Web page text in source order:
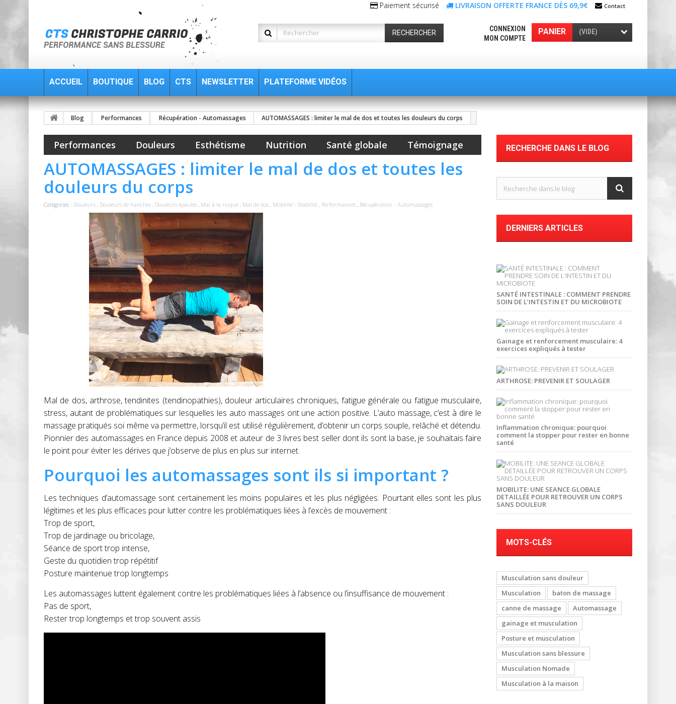
Paiement sécurisé LIVRAISON OFFERTE FRANCE DÈS 69,9€ Contact
PANIER (VIDE)
CONNEXION
MON COMPTE
RECHERCHER
ACCUEIL BOUTIQUE BLOG CTS NEWSLETTER PLATEFORME VIDÉOS
Blog Performances Récupération - Automassages AUTOMASSAGES : limiter le mal de dos et toutes les douleurs du corps
Performances Douleurs Esthétisme Nutrition Santé globale Témoignage
AUTOMASSAGES : limiter le mal de dos et toutes les
douleurs du corps
Catégories : Douleurs , Douleurs de hanches , Douleurs épaules , Mal à la nuque , Mal de dos , Mobilité - Stabilité , Performances , Récupération - Automassages
Mal de dos, arthrose, tendinites (tendinopathies), douleur articulaires chroniques, fatigue générale ou fatigue musculaire,
stress, autant de problématiques sur lesquelles les auto massages ont une action positive. L’auto massage, c’est à dire le
massage pratiqués soi même va permettre, lorsqu’il est utilisé régulièrement, d’obtenir un corps souple, relâché et détendu.
Pionnier des automassages en France depuis 2008 et auteur de 3 livres best seller dont ils sont la base, je souhaitais faire
le point pour éviter les dérives que j’observe de plus en plus sur internet.
Pourquoi les automassages sont ils si important ?
Les techniques d’automassage sont certainement les moins populaires et les plus négligées. Pourtant elles sont les plus
légitimes et les plus efficaces pour lutter contre les problématiques liées à l’excès de mouvement :
Trop de sport,
Trop de jardinage ou bricolage,
Séance de sport trop intense,
Geste du quotidien trop répétitif
Posture maintenue trop longtemps
Les automassages luttent également contre les problématiques liées à l’absence ou l’insuffisance de mouvement :
Pas de sport,
Rester trop longtemps et trop souvent assis
RECHERCHE DANS LE BLOG
DERNIERS ARTICLES
SANTÉ INTESTINALE : COMMENT PRENDRE
SOIN DE L’INTESTIN ET DU MICROBIOTE
Gainage et renforcement musculaire: 4
exercices expliqués à tester
ARTHROSE: PREVENIR ET SOULAGER
Inflammation chronique: pourquoi
comment la stopper pour rester en bonne
santé
MOBILITE: UNE SEANCE GLOBALE
DETAILLÉE POUR RETROUVER UN CORPS
SANS DOULEUR
MOTS-CLÉS
Musculation sans douleur
Musculation
baton de massage
canne de massage
Automassage
gainage et musculation
Posture et musculation
Musculation sans blessure
Musculation Nomade
Musculation à la maison